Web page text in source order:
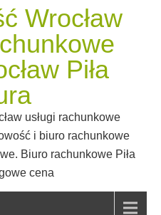
Wrocław
Piła
usługi rachunkowe
i biuro rachunkowe
Biuro rachunkowe Piła
cena